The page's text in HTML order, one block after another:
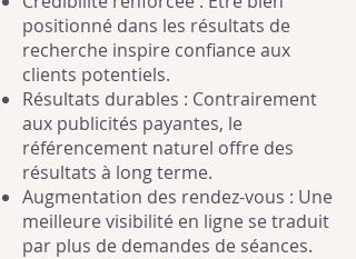
positionné dans les résultats de
recherche inspire confiance aux
clients potentiels.
Résultats durables : Contrairement
aux publicités payantes, le
référencement naturel offre des
résultats à long terme.
Augmentation des rendez-vous : Une
meilleure visibilité en ligne se traduit
par plus de demandes de séances.